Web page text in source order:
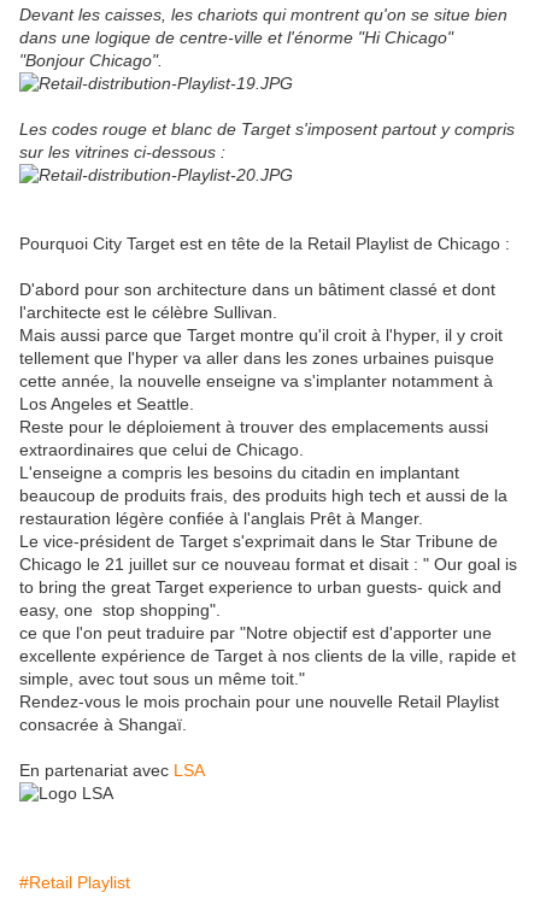
Devant les caisses, les chariots qui montrent qu'on se situe bien
dans une logique de centre-ville et l'énorme "Hi Chicago"
"Bonjour Chicago".
Les codes rouge et blanc de Target s'imposent partout y compris
sur les vitrines ci-dessous :
Pourquoi City Target est en tête de la Retail Playlist de Chicago :
D'abord pour son architecture dans un bâtiment classé et dont
l'architecte est le célèbre Sullivan.
Mais aussi parce que Target montre qu'il croit à l'hyper, il y croit
tellement que l'hyper va aller dans les zones urbaines puisque
cette année, la nouvelle enseigne va s'implanter notamment à
Los Angeles et Seattle.
Reste pour le déploiement à trouver des emplacements aussi
extraordinaires que celui de Chicago.
L'enseigne a compris les besoins du citadin en implantant
beaucoup de produits frais, des produits high tech et aussi de la
restauration légère confiée à l'anglais Prêt à Manger.
Le vice-président de Target s'exprimait dans le Star Tribune de
Chicago le 21 juillet sur ce nouveau format et disait : " Our goal is
to bring the great Target experience to urban guests- quick and
easy, one stop shopping".
ce que l'on peut traduire par "Notre objectif est d'apporter une
excellente expérience de Target à nos clients de la ville, rapide et
simple, avec tout sous un même toit."
Rendez-vous le mois prochain pour une nouvelle Retail Playlist
consacrée à Shangaï.
En partenariat avec LSA
#Retail Playlist